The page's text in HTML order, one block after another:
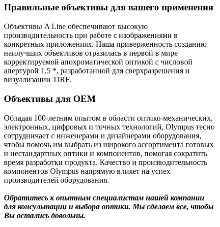
Правильные объективы для вашего применения
Объективы A Line обеспечивают высокую
производительность при работе с изображениями в
конкретных приложениях. Наша приверженность созданию
наилучших объективов отразилась в первой в мире
корректируемой апохроматической оптикой с числовой
апертурой 1,5 *, разработанной для сверхразрешения и
визуализации TIRF.
Объективы для OEM
Обладая 100-летним опытом в области оптико-механических,
электронных, цифровых и точных технологий, Olympus тесно
сотрудничает с инженерами и дизайнерами оборудования,
чтобы помочь им выбрать из широкого ассортимента готовых
и нестандартных оптики и компонентов, помогая сократить
время разработки продукта. Качество и производительность
компонентов Olympus напрямую влияет на успех
производителей оборудования.
Обратитесь к опытным специалистам нашей компании
для консультации и выбора оптики. Мы сделаем все, чтобы
Вы остались довольны.